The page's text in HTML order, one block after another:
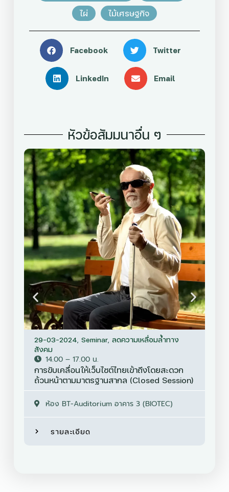
ไผ่
ไม้เศรษฐกิจ
Facebook Twitter
LinkedIn Email
หัวข้อสัมมนาอื่น ๆ
29-03-2024, Seminar, ลดความเหลื่อมล้ำทาง
สังคม
14.00 – 17.00 น.
การขับเคลื่อนให้เว็บไซต์ไทยเข้าถึงโดยสะดวก
ถ้วนหน้าตามมาตรฐานสากล (Closed Session)
ห้อง BT-Auditorium อาคาร 3 (BIOTEC)
รายละเอียด